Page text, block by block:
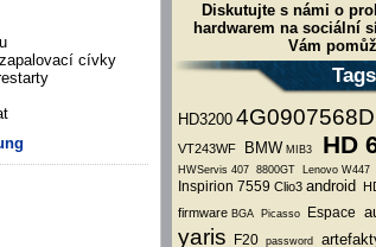
Diskutujte s námi o
hardwarem na sociální
Vám
HD3200 4G0907568D
VT243WF BMW MIB3 HD
HWServis 407 8800GT Lenovo W447
Inspirion 7559 Clio3 android
firmware BGA Picasso Espace
yaris F20 password
cívky